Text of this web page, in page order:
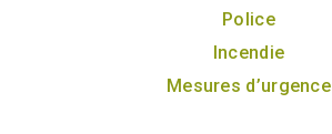
Police
Incendie
Mesures d’urgence